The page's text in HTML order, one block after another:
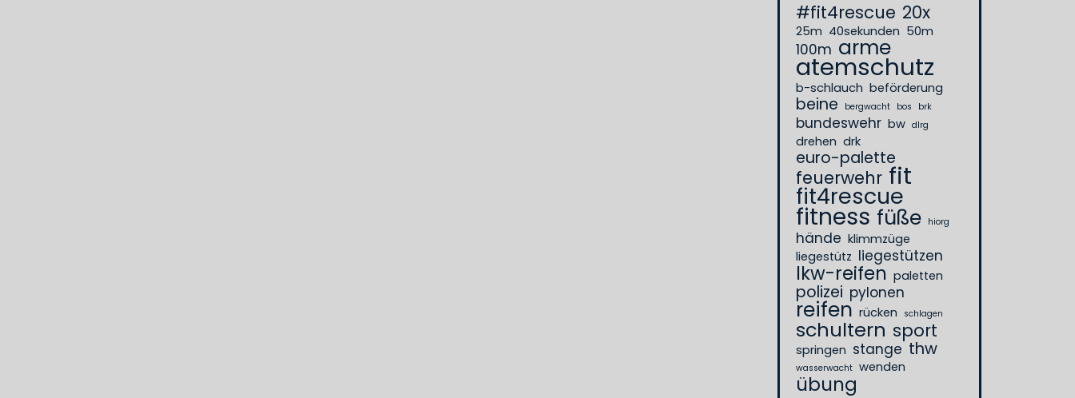
#fit4rescue 20x
25m 40sekunden 50m
100m arme
atemschutz
b-schlauch beförderung
beine bergwacht bos brk
bundeswehr bw dlrg
drehen drk
euro-palette
feuerwehr fit
fit4rescue
fitness füße hiorg
hände klimmzüge
liegestütz liegestützen
lkw-reifen paletten
polizei pylonen
reifen rücken schlagen
schultern sport
springen stange thw
wasserwacht wenden
übung